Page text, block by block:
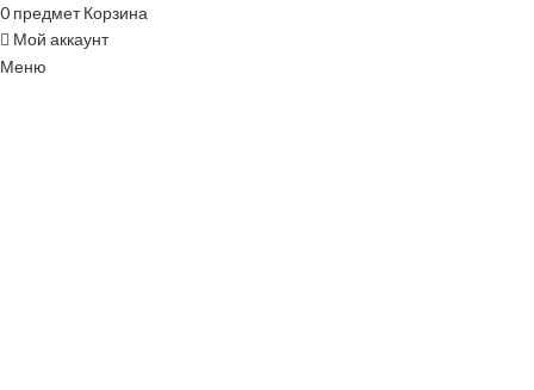
0 предмет Корзина
Мой аккаунт
Меню